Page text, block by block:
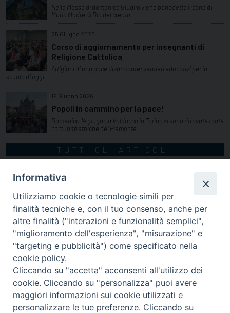
Nella Messa di domenica 5 luglio viene benedetta l’icona di
Maria Madre di Dio del creato
25 Giugno 2026
Corso di aggiornamento per insegnanti di
Religione Cattolica
Artigiani di una pace disarmante: sentieri educativi per la
scuola di oggi
19 Giugno 2026
Popoli in cammino per la pace!
Domenica 14 giugno a Valdocco in Torino si sono ritrovate tante
comunità etniche del Piemonte
TUTTI GLI ARTICOLI
via Amedeo Rossi, 28 - 12100 Cuneo
segreteriagenerale@diocesicuneofossano.it
Informativa
Utilizziamo cookie o tecnologie simili per
finalità tecniche e, con il tuo consenso, anche per
altre finalità ("interazioni e funzionalità semplici",
"miglioramento dell'esperienza", "misurazione" e
"targeting e pubblicità") come specificato nella
cookie policy.
Cliccando su "accetta" acconsenti all'utilizzo dei
cookie. Cliccando su "personalizza" puoi avere
maggiori informazioni sui cookie utilizzati e
personalizzare le tue preferenze. Cliccando su